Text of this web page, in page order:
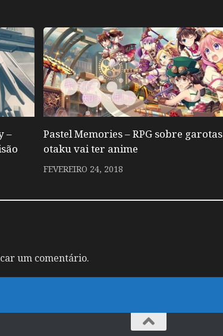
–
Pastel Memories – RPG sobre garotas
otaku vai ter anime
FEVEREIRO 24, 2018
um comentário.